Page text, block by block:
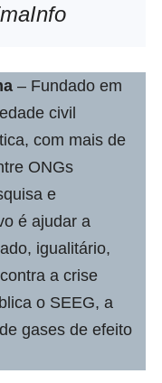
– Fundado em
civil
com mais de
ONGs
e
é ajudar a
igualitário,
a crise
o SEEG, a
gases de efeito